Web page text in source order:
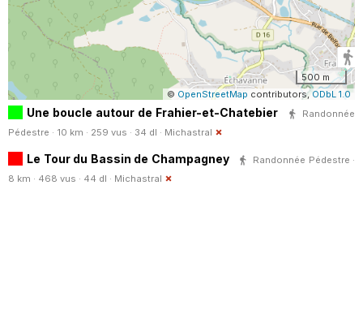
500 m
© OpenStreetMap contributors,ODbL 1.0
Une boucle autour de Frahier-et-Chatebier
Randonnée
Pédestre · 10 km · 259 vus · 34 dl · Michastral
Le Tour du Bassin de Champagney
Randonnée Pédestre ·
8 km · 468 vus · 44 dl · Michastral